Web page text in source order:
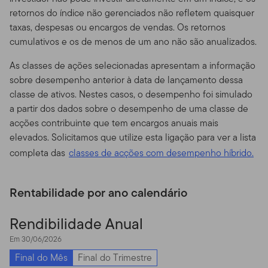
retornos do índice não gerenciados não refletem quaisquer
taxas, despesas ou encargos de vendas. Os retornos
cumulativos e os de menos de um ano não são anualizados.
As classes de ações selecionadas apresentam a informação
sobre desempenho anterior à data de lançamento dessa
classe de ativos. Nestes casos, o desempenho foi simulado
a partir dos dados sobre o desempenho de uma classe de
acções contribuinte que tem encargos anuais mais
elevados. Solicitamos que utilize esta ligação para ver a lista
completa das classes de acções com desempenho híbrido.
Rentabilidade por ano calendário
Rendibilidade Anual
Em 30/06/2026
Final do Mês Final do Trimestre
limite de capacidade e são usados por muitas pessoas,
você não pode usar o Site de qualquer maneira que
possa prejudicar ou sobrecarregar qualquer servidor da
servidor da Franklin Templeton. Você não pode usar o
Site de nenhuma forma que possa interferir com o uso
do site por qualquer outra parte.
Meios de Acesso. De forma geral, este site deve ser
visto através de um browser tradicional de web, com
resolução de tela de 640 por 480 pixels ou mais, como
o Netscape Navigator 6.1 ou o Microsoft Internet
para navegar no Site, tenha em mente que ele pode
outros métodos de acesso, e você só vai utilizá-los por
sua própria conta e risco. Você é responsável por definir
os padrões de cache de seu navegador de forma a
garantir que você esteja recebendo os dados mais